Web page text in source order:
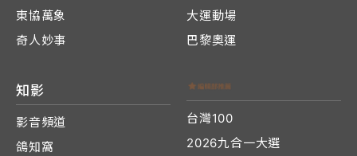
東協萬象
奇人妙事
大運動場
巴黎奧運
知影
影音頻道
鴿知窩
台灣100
2026九合一大選